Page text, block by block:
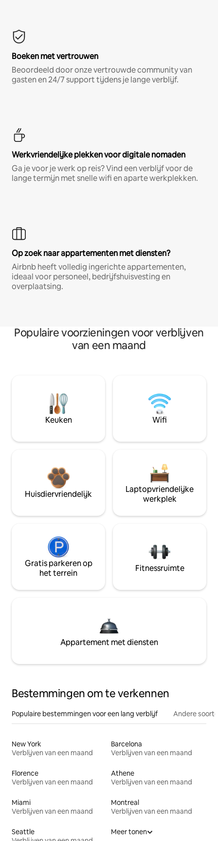
Boeken met vertrouwen
Beoordeeld door onze vertrouwde community van
gasten en 24/7 support tijdens je lange verblijf.
Werkvriendelijke plekken voor digitale nomaden
Ga je voor je werk op reis? Vind een verblijf voor de
lange termijn met snelle wifi en aparte werkplekken.
Op zoek naar appartementen met diensten?
Airbnb heeft volledig ingerichte appartementen,
ideaal voor personeel, bedrijfshuisvesting en
overplaatsing.
Populaire voorzieningen voor verblijven
van een maand
Keuken Wifi
Huisdiervriendelijk
Laptopvriendelijke
werkplek
Gratis parkeren op
het terrein
Fitnessruimte
Appartement met diensten
Bestemmingen om te verkennen
Populaire bestemmingen voor een lang verblijf Andere
New York
Verblijven van een maand
Barcelona
Verblijven van een maand
Florence
Verblijven van een maand
Athene
Verblijven van een maand
Miami
Verblijven van een maand
Montreal
Verblijven van een maand
Seattle
Meer tonen